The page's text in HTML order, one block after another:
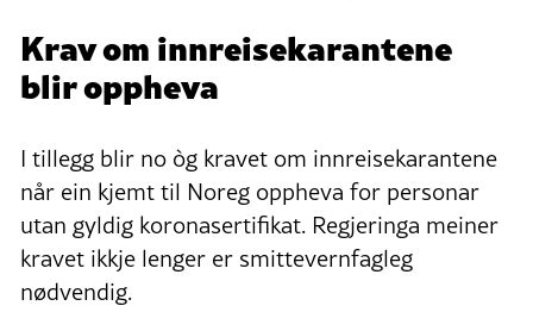
Krav om innreisekarantene
blir oppheva
I tillegg blir no òg kravet om innreisekarantene
når ein kjemt til Noreg oppheva for personar
utan gyldig koronasertifikat. Regjeringa meiner
kravet ikkje lenger er smittevernfagleg
nødvendig.